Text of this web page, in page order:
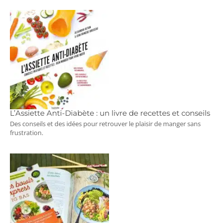
L’Assiette Anti-Diabète : un livre de recettes et conseils
Des conseils et des idées pour retrouver le plaisir de manger sans
frustration.